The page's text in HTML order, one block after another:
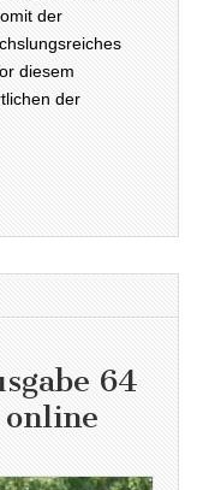
der
diesem
der
64